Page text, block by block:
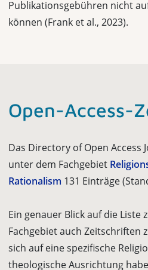
Publikationsgebühren nicht
können (Frank et al., 2023).
Open-Access-
Das Directory of Open Access
unter dem Fachgebiet
Rationalism 131 Einträge
Ein genauer Blick auf die Liste
Fachgebiet auch Zeitschriften
sich auf eine spezifische
theologische Ausrichtung